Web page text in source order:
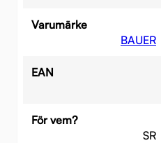
Varumärke
BAUER
EAN
För vem?
SR